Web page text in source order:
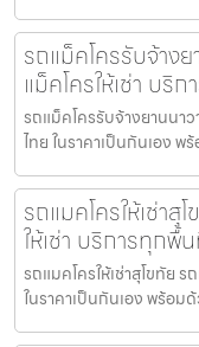
รถแม็คโครรับจ้าง
แม็คโครให้เช่า บริ
รถแม็คโครรับจ้างยานนา
ไทย ในราคาเป็นกันเอง
รถแมคโครให้เช่าสุ
ให้เช่า บริการทุกพื้
รถแมคโครให้เช่าสุโขทัย
ในราคาเป็นกันเอง พร้อ